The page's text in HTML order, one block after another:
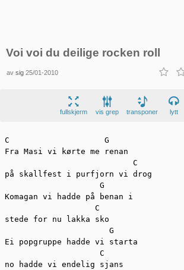
Voi voi du deilige rocken roll
avsig 25/01-2010
fullskjerm vis grep transponer lytt
C                    G
Fra Masi vi kørte me renan
                           C
på skallfest i purfjorn vi drog
                    G
Komagan vi hadde på benan i
                   C
stede for nu lakka sko
                      G
Ei popgruppe hadde vi starta
                    C
no hadde vi endelig sjans